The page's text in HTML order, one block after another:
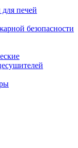
печей
безопасности